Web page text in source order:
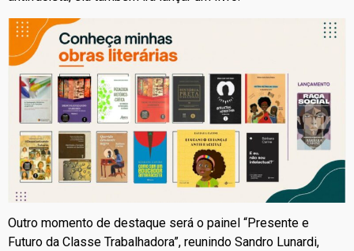
Outro momento de destaque será o painel “Presente e
Futuro da Classe Trabalhadora”, reunindo Sandro Lunardi,